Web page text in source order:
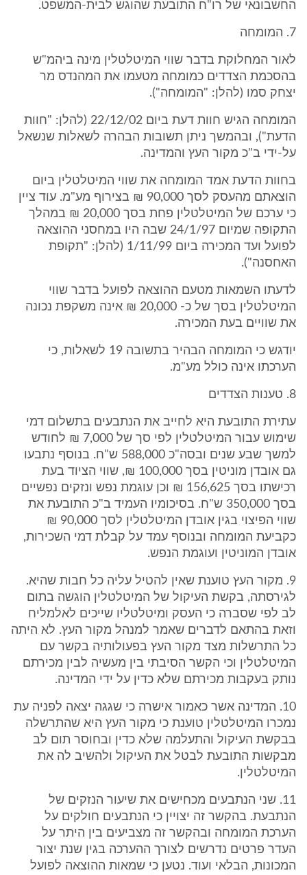
החשבונאי של רו"ח התובעת שהוגש לבית-המשפט.
7. המומחה
לאור המחלוקת בדבר שווי המיטלטלין מינה ביהמ"ש
בהסכמת הצדדים כמומחה מטעמו את המהנדס מר
יצחק סמו (להלן: "המומחה").
המומחה הגיש חוות דעת ביום 22/12/02 (להלן: "חוות
הדעת"), ובהמשך ניתן תשובות הבהרה לשאלות שנשאל
על-ידי ב"כ מקור העץ והמדינה.
בחוות הדעת אמד המומחה את שווי המיטלטלין ביום
הוצאתם מהעסק לסך 90,000 ₪ בצירוף מע"מ. עוד ציין
כי ערכם של המיטלטלין פחת בסך 20,000 ₪ במהלך
התקופה שמיום 24/1/97 שבה היו במחסני ההוצאה
לפועל ועד המכירה ביום 1/11/99 (להלן: "תקופת
האחסנה").
לדעתו השמאות מטעם ההוצאה לפועל בדבר שווי
המיטלטלין בסך של כ- 20,000 ₪ אינה משקפת נכונה
את שוויים בעת המכירה.
יודגש כי המומחה הבהיר בתשובה 19 לשאלות, כי
הערכתו אינה כולל מע"מ.
8. טענות הצדדים
עתירת התובעת היא לחייב את הנתבעים בתשלום דמי
שימוש עבור המיטלטלין לפי סך של 7,000 ₪ לחודש
למשך שבע שנים ובסה"כ 588,000 ש"ח. בנוסף נתבעו
גם אובדן מוניטין בסך 100,000 ₪, שווי הציוד בעת
רכישתו בסך 156,625 ₪ וכן עוגמת נפש ונזקים נפשיים
בסך 350,000 ש"ח. בסיכומיו העמיד ב"כ התובעת את
שווי הפיצוי בגין אובדן המיטלטלין לסך 90,000 ₪
כקביעת המומחה ובנוסף עמד על קבלת דמי השכירות,
אובדן המוניטין ועוגמת הנפש.
9. מקור העץ טוענת שאין להטיל עליה כל חבות שהיא.
לגירסתה, בקשת העיקול של המיטלטלין הוגשה בתום
לב לפי שסברה כי העסק ומיטלטליו שייכים לאלמליח
וזאת בהתאם לדברים שאמר למנהל מקור העץ. לא היתה
כל התרשלות מצד מקור העץ בפעולותיה בקשר עם
המיטלטלין וכי הקשר הסיבתי בין מעשיה לבין מכירתם
נותק בעקבות מכירתם שלא כדין על ידי המדינה.
10. המדינה אשר כאמור אישרה כי שגגה יצאה לפניה עת
נמכרו המיטלטלין טוענת כי מקור העץ היא שהתרשלה
בבקשת העיקול והתעלמה שלא כדין ובחוסר תום לב
מבקשות התובעת לבטל את העיקול ולהשיב לה את
המיטלטלין.
11. שני הנתבעים מכחישים את שיעור הנזקים של
הנתבעת. בהקשר זה יצויין כי הנתבעים חולקים על
הערכת המומחה ובהקשר זה מצביעים בין היתר על
העדר פרטים נדרשים לצורך ההערכה בגין שנת יצור
המכונות, הבלאי ועוד. נטען כי שמאות ההוצאה לפועל